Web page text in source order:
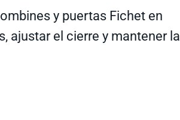
y puertas Fichet en
ajustar el cierre y mantener la